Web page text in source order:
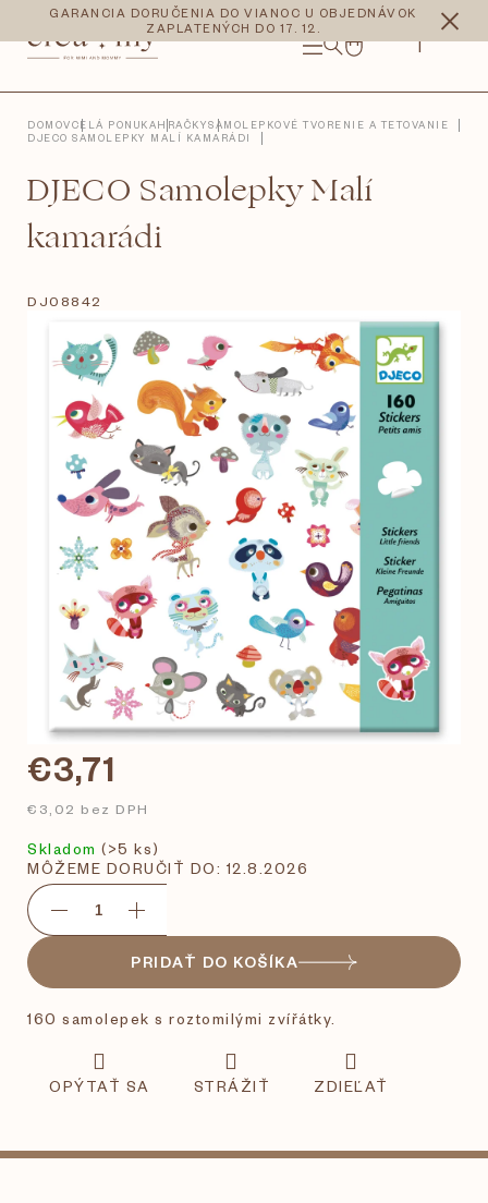
obsah
GARANCIA DORUČENIA DO VIANOC U OBJEDNÁVOK
ZAPLATENÝCH DO 17. 12.
NÁKUPNÝ
CZK EUR
DOMOVCELÁ PONUKAHRAČKYSAMOLEPKOVÉ TVORENIE A TETOVANIE
DJECO SAMOLEPKY MALÍ KAMARÁDI
DJECO Samolepky Malí
kamarádi
DJ08842
€3,71
€3,02 bez DPH
Skladom (>5 ks)
MÔŽEME DORUČIŤ DO: 12.8.2026
PRIDAŤ DO KOŠÍKA
160 samolepek s roztomilými zvířátky.
OPÝTAŤ SA STRÁŽIŤ ZDIEĽAŤ